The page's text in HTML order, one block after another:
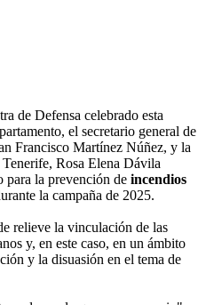
de Defensa celebrado esta
el secretario general de
Francisco Martínez Núñez, y la
Rosa Elena Dávila
la prevención de incendios
la campaña de 2025.
relieve la vinculación de las
y, en este caso, en un ámbito
y la disuasión en el tema de